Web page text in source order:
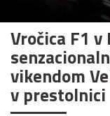
Vročica F1
vikendom
v prestolnici